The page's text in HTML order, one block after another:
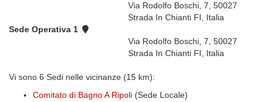
Via Rodolfo Boschi, 7, 50027
Strada In Chianti FI, Italia
Sede Operativa 1
Via Rodolfo Boschi, 7, 50027
Strada In Chianti FI, Italia
Vi sono 6 Sedi nelle vicinanze (15 km):
Comitato di Bagno A Ripoli (Sede Locale)